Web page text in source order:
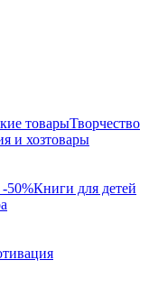
товарыТворчество
и хозтовары
50%Книги для детей